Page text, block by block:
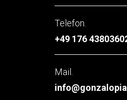
Telefon.
+49 176
Mail.